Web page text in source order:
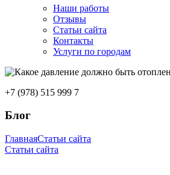
Наши работы
Отзывы
Статьи сайта
Контакты
Услуги по городам
+7 (978) 515 999 7
Блог
ГлавнаяСтатьи сайта
Статьи сайта